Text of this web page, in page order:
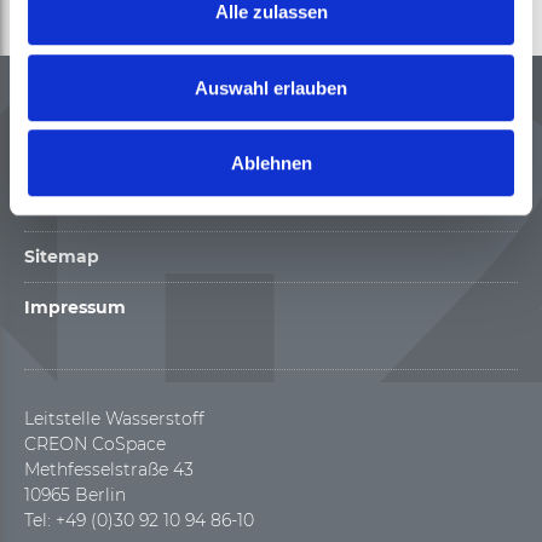
Alle zulassen
Auswahl erlauben
Ablehnen
Sitemap
Impressum
Leitstelle Wasserstoff
CREON CoSpace
Methfesselstraße 43
10965 Berlin
Tel: +49 (0)30 92 10 94 86-10